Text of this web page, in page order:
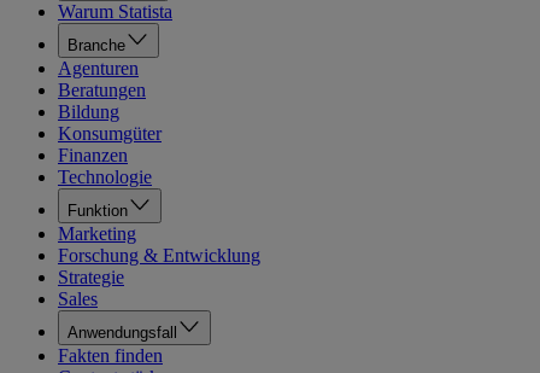
Warum Statista
Branche
Agenturen
Beratungen
Bildung
Konsumgüter
Finanzen
Technologie
Funktion
Marketing
Forschung & Entwicklung
Strategie
Sales
Anwendungsfall
Fakten finden